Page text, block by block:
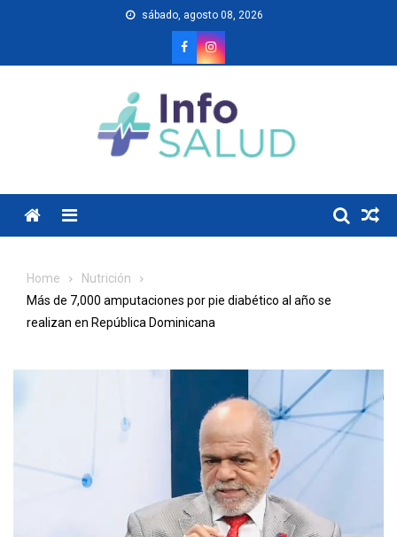
sábado, agosto 08, 2026
Menu
Home
Nutrición
Más de 7,000 amputaciones por pie diabético al año se
realizan en República Dominicana